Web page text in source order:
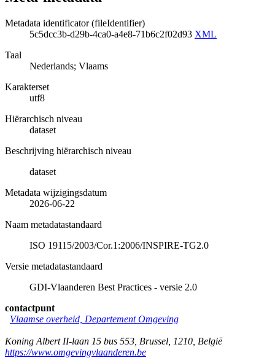
Metadata identificator (fileIdentifier)
5c5dcc3b-d29b-4ca0-a4e8-71b6c2f02d93 XML
Taal
Nederlands; Vlaams
Karakterset
utf8
Hiërarchisch niveau
dataset
Beschrijving hiërarchisch niveau
dataset
Metadata wijzigingsdatum
2026-06-22
Naam metadatastandaard
ISO 19115/2003/Cor.1:2006/INSPIRE-TG2.0
Versie metadatastandaard
GDI-Vlaanderen Best Practices - versie 2.0
contactpunt
Vlaamse overheid, Departement Omgeving
Koning Albert II-laan 15 bus 553 Brussel 1210 België
https://www.omgevingvlaanderen.be